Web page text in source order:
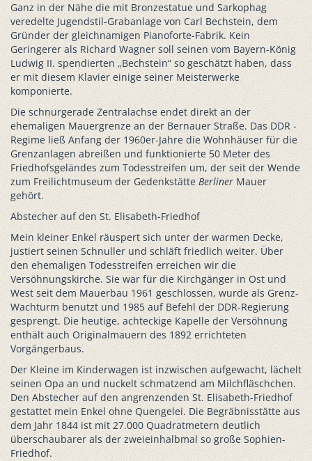
Ganz in der Nähe die mit Bronzestatue und Sarkophag
veredelte Jugendstil-Grabanlage von Carl Bechstein, dem
Gründer der gleichnamigen Pianoforte-Fabrik. Kein
Geringerer als Richard Wagner soll seinen vom Bayern-König
Ludwig II. spendierten „Bechstein“ so geschätzt haben, dass
er mit diesem Klavier einige seiner Meisterwerke
komponierte.
Die schnurgerade Zentralachse endet direkt an der
ehemaligen Mauergrenze an der Bernauer Straße. Das DDR -
Regime ließ Anfang der 1960er-Jahre die Wohnhäuser für die
Grenzanlagen abreißen und funktionierte 50 Meter des
Friedhofsgeländes zum Todesstreifen um, der seit der Wende
zum Freilichtmuseum der Gedenkstätte Berliner Mauer
gehört.
Abstecher auf den St. Elisabeth-Friedhof
Mein kleiner Enkel räuspert sich unter der warmen Decke,
justiert seinen Schnuller und schläft friedlich weiter. Über
den ehemaligen Todesstreifen erreichen wir die
Versöhnungskirche. Sie war für die Kirchgänger in Ost und
West seit dem Mauerbau 1961 geschlossen, wurde als Grenz-
Wachturm benutzt und 1985 auf Befehl der DDR-Regierung
gesprengt. Die heutige, achteckige Kapelle der Versöhnung
enthält auch Originalmauern des 1892 errichteten
Vorgängerbaus.
Der Kleine im Kinderwagen ist inzwischen aufgewacht, lächelt
seinen Opa an und nuckelt schmatzend am Milchfläschchen.
Den Abstecher auf den angrenzenden St. Elisabeth-Friedhof
gestattet mein Enkel ohne Quengelei. Die Begräbnisstätte aus
dem Jahr 1844 ist mit 27.000 Quadratmetern deutlich
überschaubarer als der zweieinhalbmal so große Sophien-
Friedhof.